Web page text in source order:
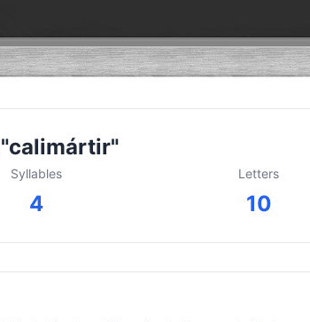
Syllables
4
Letters
10